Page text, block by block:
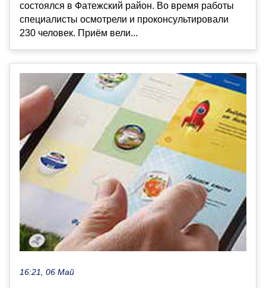
состоялся в Фатежский район. Во время работы
специалисты осмотрели и проконсультировали
230 человек. Приём вели...
16:21, 06 Май